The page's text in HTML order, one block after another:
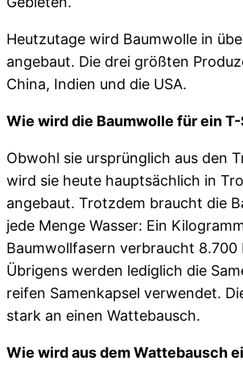
Heutzutage wird Baumwolle in
angebaut. Die drei größten
China, Indien und die USA.
Wie wird die Baumwolle für ein
Obwohl sie ursprünglich aus den
wird sie heute hauptsächlich in
angebaut. Trotzdem braucht die
jede Menge Wasser: Ein
Baumwollfasern verbraucht 8.700
Übrigens werden lediglich die
reifen Samenkapsel verwendet.
stark an einen Wattebausch.
Wie wird aus dem Wattebausch